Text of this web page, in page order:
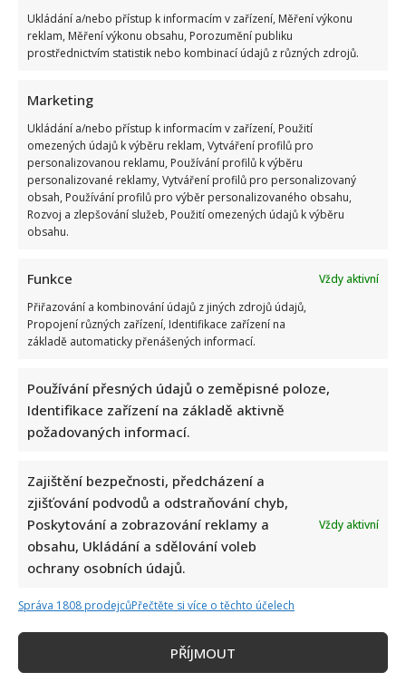
Ukládání a/nebo přístup k informacím v zařízení, Měření výkonu
reklam, Měření výkonu obsahu, Porozumění publiku
prostřednictvím statistik nebo kombinací údajů z různých zdrojů.
Marketing
Ukládání a/nebo přístup k informacím v zařízení, Použití
omezených údajů k výběru reklam, Vytváření profilů pro
personalizovanou reklamu, Používání profilů k výběru
personalizované reklamy, Vytváření profilů pro personalizovaný
obsah, Používání profilů pro výběr personalizovaného obsahu,
Rozvoj a zlepšování služeb, Použití omezených údajů k výběru
obsahu.
Funkce
Vždy aktivní
Přiřazování a kombinování údajů z jiných zdrojů údajů,
Propojení různých zařízení, Identifikace zařízení na
základě automaticky přenášených informací.
Používání přesných údajů o zeměpisné poloze,
Identifikace zařízení na základě aktivně
požadovaných informací.
Zajištění bezpečnosti, předcházení a
zjišťování podvodů a odstraňování chyb,
Poskytování a zobrazování reklamy a
obsahu, Ukládání a sdělování voleb
ochrany osobních údajů.
Vždy aktivní
Správa 1808 prodejcůPřečtěte si více o těchto účelech
PŘÍJMOUT